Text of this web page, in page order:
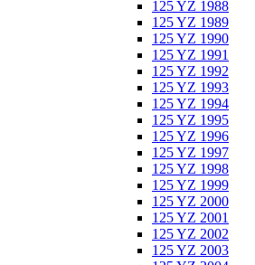
125 YZ 1988
125 YZ 1989
125 YZ 1990
125 YZ 1991
125 YZ 1992
125 YZ 1993
125 YZ 1994
125 YZ 1995
125 YZ 1996
125 YZ 1997
125 YZ 1998
125 YZ 1999
125 YZ 2000
125 YZ 2001
125 YZ 2002
125 YZ 2003